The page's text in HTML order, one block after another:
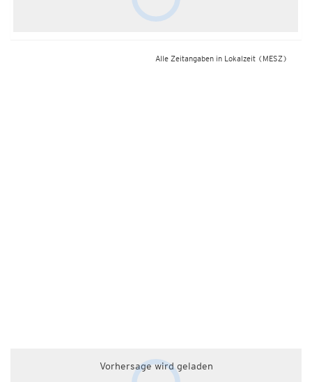
Alle Zeitangaben in Lokalzeit (MESZ)
Vorhersage wird geladen